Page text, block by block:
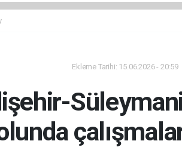
Ekleme Tarihi: 15.06.2026 - 20:59